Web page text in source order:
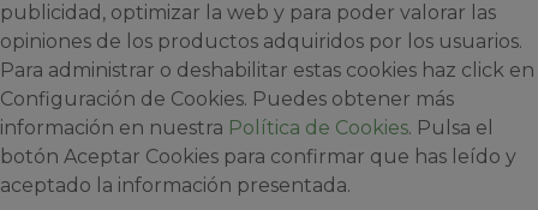
publicidad, optimizar la web y para poder valorar las
opiniones de los productos adquiridos por los usuarios.
Para administrar o deshabilitar estas cookies haz click en
Configuración de Cookies. Puedes obtener más
información en nuestra Política de Cookies. Pulsa el
botón Aceptar Cookies para confirmar que has leído y
aceptado la información presentada.